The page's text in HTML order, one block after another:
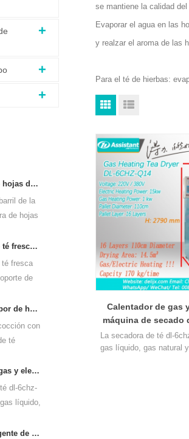
Laminadora de hojas de té verde ortodoxo 6crt-55
de la
de hojas
mm,
/ h
bambú hoja de té fresco se marchita rack tqj-20
té fresca
de
usarMáquina de vapor de hojas de té de calentamiento continuo de gas para clases de té 6cstl-q80
con
té
para
como
y
Calentador de gas y electricidad máquina de secado de hojas de té verde 6chz-q14
dl-6chz-
líquido,
tipo de Máquina inteligente de fermentación de té negro 6cfj-80.
se mantiene la calidad del
Evaporar el agua en las
y realzar el aroma de las
Para el té de hierbas:
Calentador de gas
máquina de secado
verde
La secadora de té dl-
gas líquido, gas natural